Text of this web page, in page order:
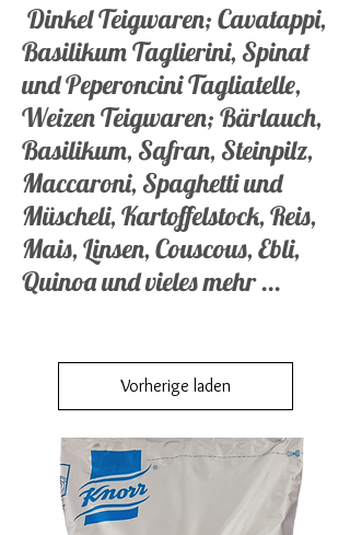
Dinkel Teigwaren; Cavatappi,
Basilikum Taglierini, Spinat
und Peperoncini Tagliatelle,
Weizen Teigwaren; Bärlauch,
Basilikum, Safran, Steinpilz,
Maccaroni, Spaghetti und
Müscheli, Kartoffelstock, Reis,
Mais, Linsen, Couscous, Ebli,
Quinoa und vieles mehr ...
Vorherige laden